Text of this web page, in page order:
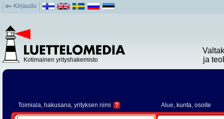
Kirjaudu
Kotimainen yrityshakemisto
ja
Toimiala, hakusana, yrityksen nimi ? Alue, kunta, osoite